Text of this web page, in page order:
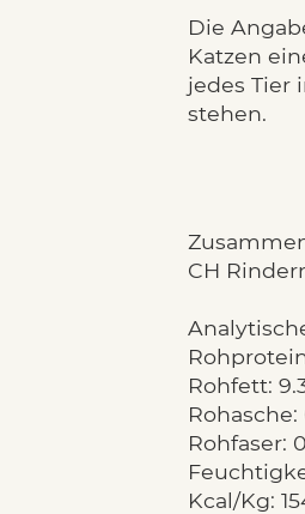
Die
Katzen
jedes Tier
stehen.
CH
Rohfett:
Rohasche:
Rohfaser:
Kcal/Kg: